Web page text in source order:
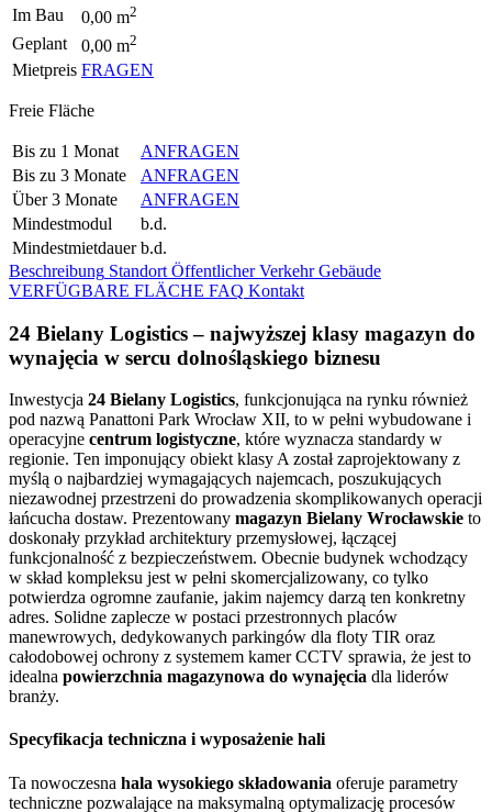
Im Bau 0,00 m2
Geplant 0,00 m2
Mietpreis FRAGEN
Freie Fläche
Bis zu 1 Monat
ANFRAGEN
Bis zu 3 Monate
ANFRAGEN
Über 3 Monate
ANFRAGEN
Mindestmodul
b.d.
Mindestmietdauer b.d.
Beschreibung Standort Öffentlicher Verkehr Gebäude
VERFÜGBARE FLÄCHE FAQ Kontakt
24 Bielany Logistics – najwyższej klasy magazyn do
wynajęcia w sercu dolnośląskiego biznesu
Inwestycja 24 Bielany Logistics, funkcjonująca na rynku również
pod nazwą Panattoni Park Wrocław XII, to w pełni wybudowane i
operacyjne centrum logistyczne, które wyznacza standardy w
regionie. Ten imponujący obiekt klasy A został zaprojektowany z
myślą o najbardziej wymagających najemcach, poszukujących
niezawodnej przestrzeni do prowadzenia skomplikowanych operacji
łańcucha dostaw. Prezentowany magazyn Bielany Wrocławskie to
doskonały przykład architektury przemysłowej, łączącej
funkcjonalność z bezpieczeństwem. Obecnie budynek wchodzący
w skład kompleksu jest w pełni skomercjalizowany, co tylko
potwierdza ogromne zaufanie, jakim najemcy darzą ten konkretny
adres. Solidne zaplecze w postaci przestronnych placów
manewrowych, dedykowanych parkingów dla floty TIR oraz
całodobowej ochrony z systemem kamer CCTV sprawia, że jest to
idealna powierzchnia magazynowa do wynajęcia dla liderów
branży.
Specyfikacja techniczna i wyposażenie hali
Ta nowoczesna hala wysokiego składowania oferuje parametry
techniczne pozwalające na maksymalną optymalizację procesów